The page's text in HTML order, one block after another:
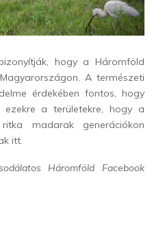
hogy a Háromföld
A természeti
érdekében fontos, hogy
ezekre a területekre, hogy a
madarak generációkon
itt.
Háromföld Facebook